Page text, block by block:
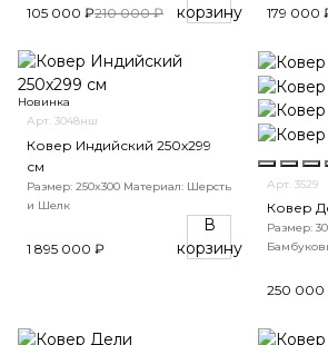
105 000 ₽210 000 ₽
корзину
179 000
Новинка
Арт. 3048нш
Ковер Индийский 250x299
см
Размер: 250x300 Материал: Шерсть
и Шелк
1 895 000 ₽
В
корзину
Арт. 3529
Ковер
Размер:
250 000